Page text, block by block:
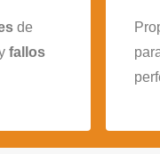
de
fallos